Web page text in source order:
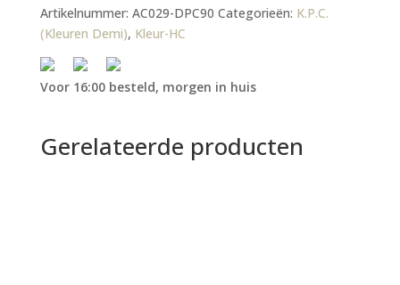
Artikelnummer: AC029-DPC90 Categorieën: K.P.C.
(Kleuren Demi), Kleur-HC
Voor 16:00 besteld, morgen in huis
Gerelateerde producten